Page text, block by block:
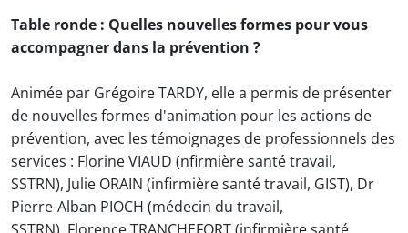
Table ronde : Quelles nouvelles formes pour vous
accompagner dans la prévention ?
Animée par Grégoire TARDY, elle a permis de présenter
de nouvelles formes d'animation pour les actions de
prévention, avec les témoignages de professionnels des
services : Florine VIAUD (nfirmière santé travail,
SSTRN), Julie ORAIN (infirmière santé travail, GIST), Dr
Pierre-Alban PIOCH (médecin du travail,